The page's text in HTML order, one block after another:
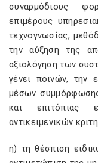
συναρμόδιους
επιμέρους
τεχνογνωσίας,
την αύξηση της
αξιολόγηση των
γένει ποινών, την
μέσων
και επιτόπιας
αντικειμενικών
η) τη θέσπιση